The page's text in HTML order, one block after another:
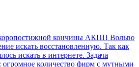
кончины АКПП Вольво
искать восстановленную. Так как
искать в интернете. Задача
огромное количество фирм с мутными